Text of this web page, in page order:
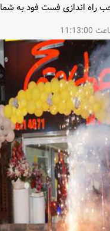
راه اندازی فست فود به